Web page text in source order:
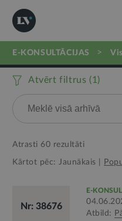
E-KONSULTĀCIJAS >
Atvērt filtrus (1 )
Atrasti 60 rezultāti
Kārtot pēc: Jaunākais
Nr: 38676
E-
Atbild: